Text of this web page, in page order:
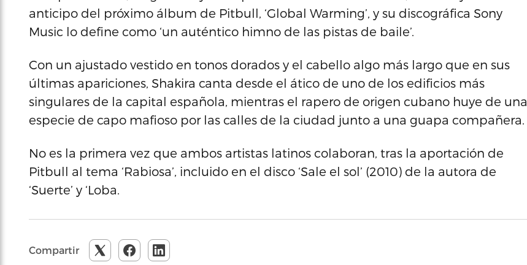
anticipo del próximo álbum de Pitbull, ‘Global Warming’, y su discográfica Sony
Music lo define como ‘un auténtico himno de las pistas de baile’.
Con un ajustado vestido en tonos dorados y el cabello algo más largo que en sus
últimas apariciones, Shakira canta desde el ático de uno de los edificios más
singulares de la capital española, mientras el rapero de origen cubano huye de una
especie de capo mafioso por las calles de la ciudad junto a una guapa compañera.
No es la primera vez que ambos artistas latinos colaboran, tras la aportación de
Pitbull al tema ‘Rabiosa’, incluido en el disco ‘Sale el sol’ (2010) de la autora de
‘Suerte’ y ‘Loba.
Compartir